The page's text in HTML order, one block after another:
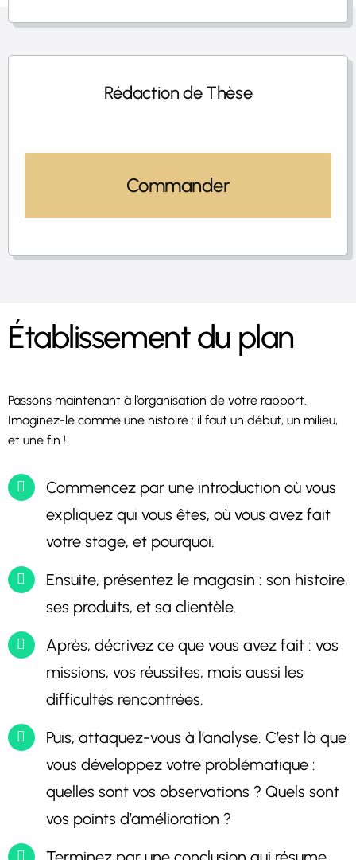
Rédaction de Thèse
Commander
Établissement du plan
Passons maintenant à l’organisation de votre rapport.
Imaginez-le comme une histoire : il faut un début, un milieu,
et une fin !
Commencez par une introduction où vous
expliquez qui vous êtes, où vous avez fait
votre stage, et pourquoi.
Ensuite, présentez le magasin : son histoire,
ses produits, et sa clientèle.
Après, décrivez ce que vous avez fait : vos
missions, vos réussites, mais aussi les
difficultés rencontrées.
Puis, attaquez-vous à l’analyse. C’est là que
vous développez votre problématique :
quelles sont vos observations ? Quels sont
vos points d’amélioration ?